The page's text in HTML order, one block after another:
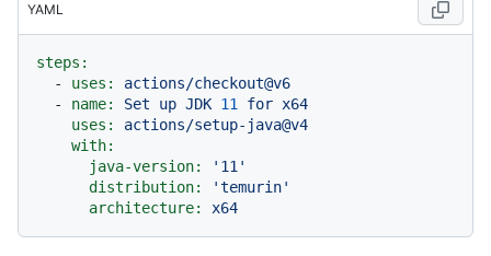
YAML
steps:
-
uses:
actions/checkout@v6
-
name: Set up JDK 11 for x64
uses:
actions/setup-java@v4
with:
java-version:
'11'
distribution:
'temurin'
architecture:
x64